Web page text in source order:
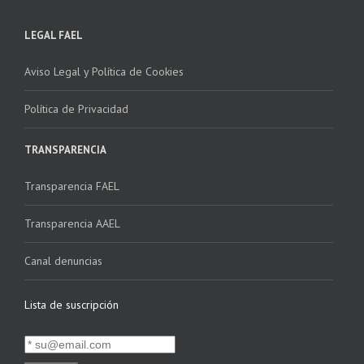
LEGAL FAEL
Aviso Legal y Política de Cookies
Política de Privacidad
TRANSPARENCIA
Transparencia FAEL
Transparencia AAEL
Canal denuncias
Lista de suscripción